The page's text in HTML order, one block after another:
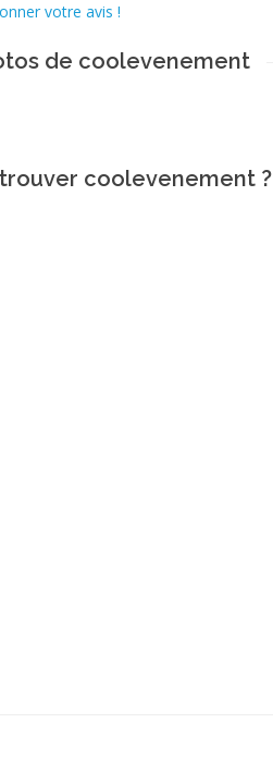
votre avis !
de coolevenement
coolevenement ?